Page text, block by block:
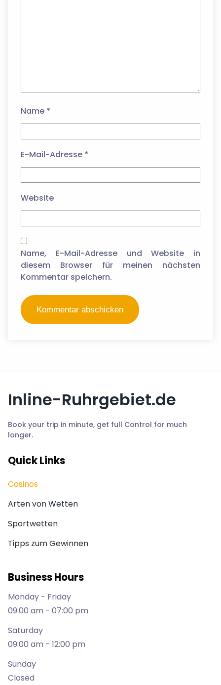
Name *
E-Mail-Adresse *
Website
Name, E-Mail-Adresse und Website in
diesem Browser für meinen nächsten
Kommentar speichern.
Inline-Ruhrgebiet.de
Book your trip in minute, get full Control for much
longer.
Quick Links
Casinos
Arten von Wetten
Sportwetten
Tipps zum Gewinnen
Business Hours
Monday - Friday
09:00 am - 07:00 pm
Saturday
09:00 am - 12:00 pm
Sunday
Closed